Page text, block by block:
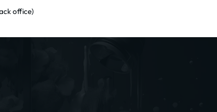
office)